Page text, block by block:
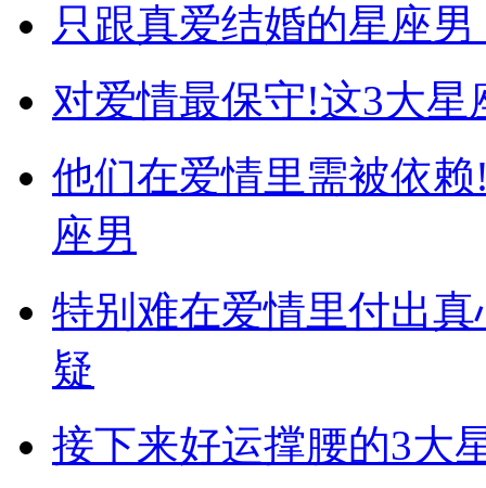
只跟真爱结婚的星座
对爱情最保守!这3大星
他们在爱情里需被依
座男
特别难在爱情里付出
疑
接下来好运撑腰的3大